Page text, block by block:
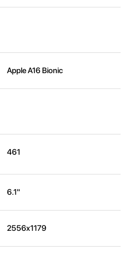
Apple A16 Bionic
461
6.1"
2556x1179